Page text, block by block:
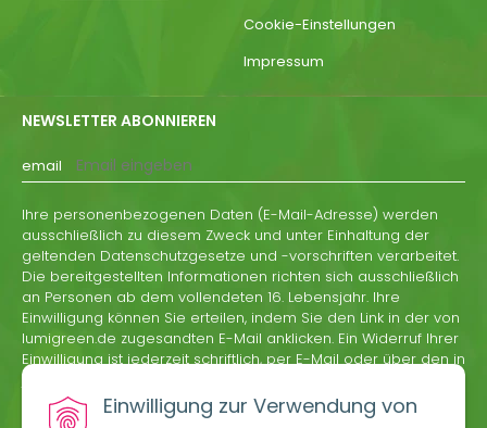
Einwilligung zur Verwendung von
Cookie-Einstellungen
Impressum
NEWSLETTER ABONNIEREN
email
Ihre personenbezogenen Daten (E-Mail-Adresse) werden
ausschließlich zu diesem Zweck und unter Einhaltung der
geltenden Datenschutzgesetze und -vorschriften verarbeitet.
Die bereitgestellten Informationen richten sich ausschließlich
an Personen ab dem vollendeten 16. Lebensjahr. Ihre
Einwilligung können Sie erteilen, indem Sie den Link in der von
lumigreen.de zugesandten E-Mail anklicken. Ein Widerruf Ihrer
Einwilligung ist jederzeit schriftlich, per E-Mail oder über den in
jeder Informations-E-Mail von lumigreen.de enthaltenen
Abmeldelink möglich.